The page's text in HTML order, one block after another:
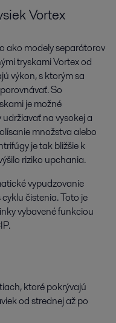
Vortex
ako modely separátorov
tryskami Vortex od
výkon, s ktorým sa
So
je možné
na vysokej a
množstva alebo
je tak bližšie k
riziko upchania.
vypudzovanie
čistenia. Toto je
vybavené funkciou
ktoré pokrývajú
od strednej až po